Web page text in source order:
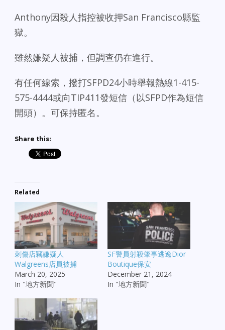
Anthony因殺人指控被收押San Francisco縣監
獄。
雖然嫌疑人被捕，但調查仍在進行。
有任何線索，撥打SFPD24小時舉報熱線1-415-
575-4444或向TIP411發短信（以SFPD作為短信
開頭）。可保持匿名。
Share this:
Related
刺傷店竊嫌疑人
Walgreens店員被捕
March 20, 2025
In "地方新聞"
SF警員射殺肇事逃逸Dior
Boutique保安
December 21, 2024
In "地方新聞"